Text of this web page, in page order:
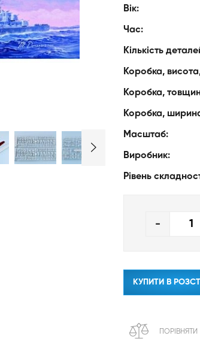
Вік:
Час:
Кількість
Коробка,
Коробка,
Коробка,
Масштаб:
Виробник:
Рівень
-
КУПИТИ В
ПОРІВНЯТИ